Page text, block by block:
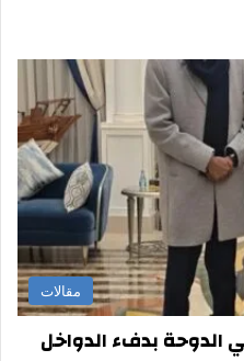
مقالات
الدوحة بدفء الدواخل